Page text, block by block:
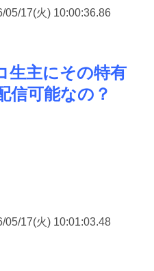
05/17(火) 10:00:36.86
生主にその特有
信可能なの？
05/17(火) 10:01:03.48